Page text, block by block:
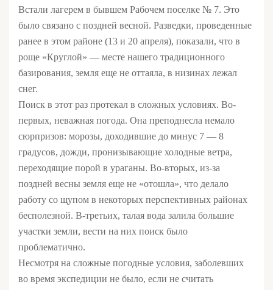
Встали лагерем в бывшем Рабочем поселке № 7. Это
было связано с поздней весной. Разведки, проведенные
ранее в этом районе (13 и 20 апреля), показали, что в
роще «Круглой» — месте нашего традиционного
базирования, земля еще не оттаяла, в низинах лежал
снег.
Поиск в этот раз протекал в сложных условиях. Во-
первых, неважная погода. Она преподнесла немало
сюрпризов: морозы, доходившие до минус 7 — 8
градусов, дожди, пронизывающие холодные ветра,
переходящие порой в ураганы. Во-вторых, из-за
поздней весны земля еще не «отошла», что делало
работу со щупом в некоторых перспективных районах
бесполезной. В-третьих, талая вода залила большие
участки земли, вести на них поиск было
проблематично.
Несмотря на сложные погодные условия, заболевших
во время экспедиции не было, если не считать